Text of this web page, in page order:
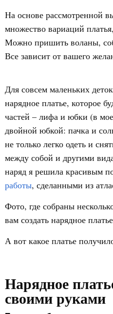
На основе рассмотренной
множество вариаций
Можно пришить воланы,
Все зависит от вашего
Для совсем маленьких
нарядное платье, которое
частей – лифа и юбки (в
двойной юбкой: пачка и
не только легко одеть и
между собой и другими
наряд я решила красивым
работы, сделанными из
Фото, где собраны
вам создать нарядное
А вот какое платье
Нарядное
своими руками